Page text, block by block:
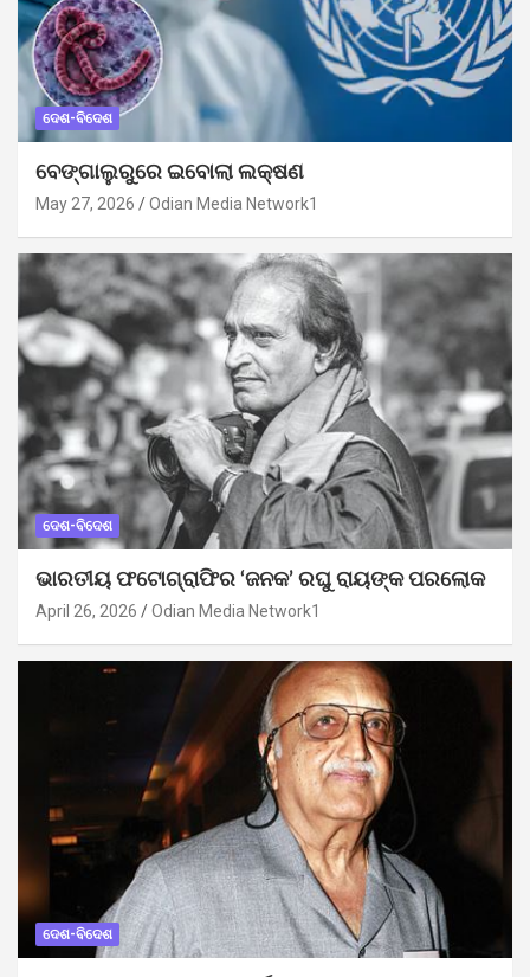
ଦେଶ-ବିଦେଶ
ବେଙ୍ଗାଲୁରୁରେ ଇବୋଲା ଲକ୍ଷଣ
May 27, 2026 Odian Media Network1
ଦେଶ-ବିଦେଶ
ଭାରତୀୟ ଫଟୋଗ୍ରାଫିର ‘ଜନକ’ ରଘୁ ରାୟଙ୍କ ପରଲୋକ
April 26, 2026 Odian Media Network1
ଦେଶ-ବିଦେଶ